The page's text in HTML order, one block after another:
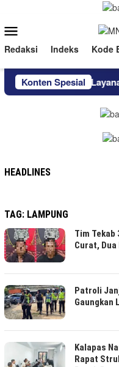
konten
Mobile
Redaksi Indeks Kode
Konten Spesial
dan Layanan
HEADLINES
TAG: LAMPUNG
Tim Tekab
Curat, Dua
Patroli
Gaungkan
Kalapas
Rapat